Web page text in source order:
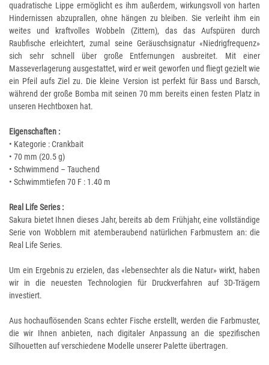
quadratische Lippe ermöglicht es ihm außerdem, wirkungsvoll von harten
Hindernissen abzuprallen, ohne hängen zu bleiben. Sie verleiht ihm ein
weites und kraftvolles Wobbeln (Zittern), das das Aufspüren durch
Raubfische erleichtert, zumal seine Geräuschsignatur «Niedrigfrequenz»
sich sehr schnell über große Entfernungen ausbreitet. Mit einer
Masseverlagerung ausgestattet, wird er weit geworfen und fliegt gezielt wie
ein Pfeil aufs Ziel zu. Die kleine Version ist perfekt für Bass und Barsch,
während der große Bomba mit seinen 70 mm bereits einen festen Platz in
unseren Hechtboxen hat.
Eigenschaften :
• Kategorie : Crankbait
• 70 mm (20.5 g)
• Schwimmend – Tauchend
• Schwimmtiefen 70 F : 1.40 m
Real Life Series :
Sakura bietet Ihnen dieses Jahr, bereits ab dem Frühjahr, eine vollständige
Serie von Wobblern mit atemberaubend natürlichen Farbmustern an: die
Real Life Series.
Um ein Ergebnis zu erzielen, das «lebensechter als die Natur» wirkt, haben
wir in die neuesten Technologien für Druckverfahren auf 3D-Trägern
investiert.
Aus hochauflösenden Scans echter Fische erstellt, werden die Farbmuster,
die wir Ihnen anbieten, nach digitaler Anpassung an die spezifischen
Silhouetten auf verschiedene Modelle unserer Palette übertragen.